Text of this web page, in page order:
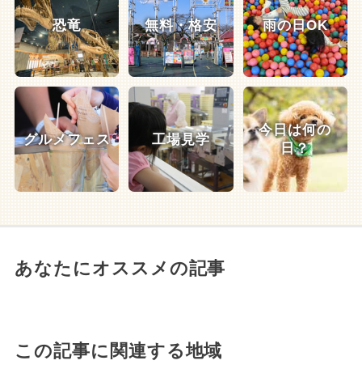
恐竜 無料・格安 雨の日OK
グルメフェス 工場見学
今日は何の
日？
あなたにオススメの記事
この記事に関連する地域